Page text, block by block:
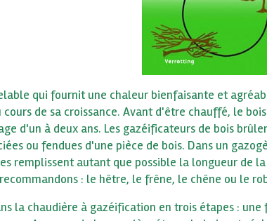
qui fournit une chaleur bienfaisante et
cours de sa croissance. Avant d'être chauffé, le
d'un à deux ans. Les gazéificateurs de bois
ou fendues d'une pièce de bois. Dans un
remplissent autant que possible la longueur de
: le hêtre, le frêne, le chêne ou le
la chaudière à gazéification en trois étapes :